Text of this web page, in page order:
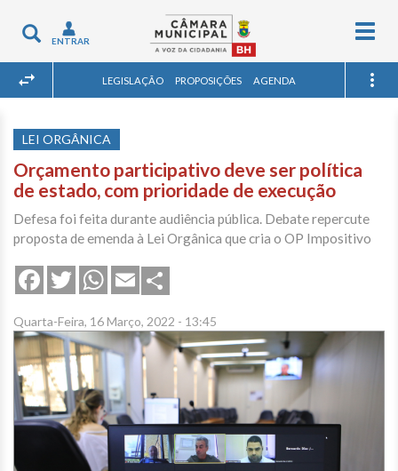
Toggle
navigation
ENTRAR
LEGISLAÇÃO PROPOSIÇÕES AGENDA
LEI ORGÂNICA
Orçamento participativo deve ser política
de estado, com prioridade de execução
Defesa foi feita durante audiência pública. Debate repercute
proposta de emenda à Lei Orgânica que cria o OP Impositivo
FacebookTwitterWhatsApp
Email
Quarta-Feira, 16 Março, 2022 - 13:45